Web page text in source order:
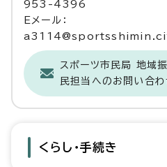
953-4396
Eメール：
スポーツ市民局 地域
民担当へのお問い合わ
くらし・手続き